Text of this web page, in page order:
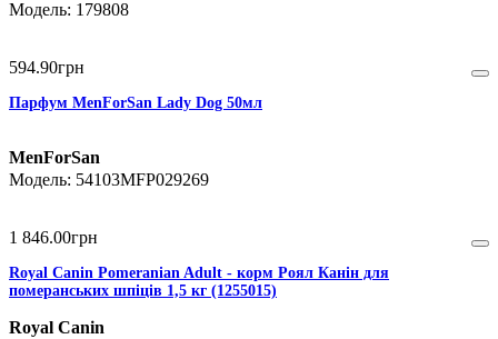
179808
594.90грн
Парфум MenForSan Lady Dog 50мл
MenForSan
54103MFP029269
1 846.00грн
Royal Canin Pomeranian Adult - корм Роял Канін для
померанських шпіців 1,5 кг (1255015)
Royal Canin